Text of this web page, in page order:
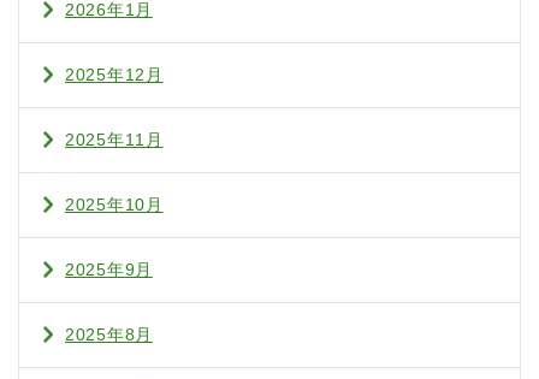
2026年1月
2025年12月
2025年11月
2025年10月
2025年9月
2025年8月